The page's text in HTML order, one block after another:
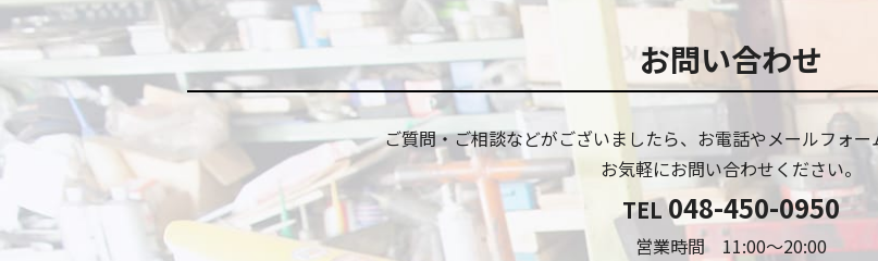
お問い合わせ
ご質問・ご相談などがございましたら、お電話やメールフォー
お気軽にお問い合わせください。
TEL048-450-0950
営業時間 11:00～20:00